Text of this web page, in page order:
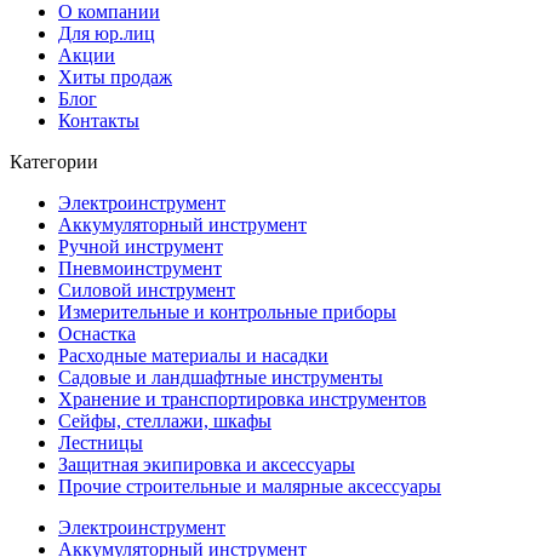
О компании
Для юр.лиц
Акции
Хиты продаж
Блог
Контакты
Категории
Электроинструмент
Аккумуляторный инструмент
Ручной инструмент
Пневмоинструмент
Силовой инструмент
Измерительные и контрольные приборы
Оснастка
Расходные материалы и насадки
Садовые и ландшафтные инструменты
Хранение и транспортировка инструментов
Сейфы, стеллажи, шкафы
Лестницы
Защитная экипировка и аксессуары
Прочие строительные и малярные аксессуары
Электроинструмент
Аккумуляторный инструмент